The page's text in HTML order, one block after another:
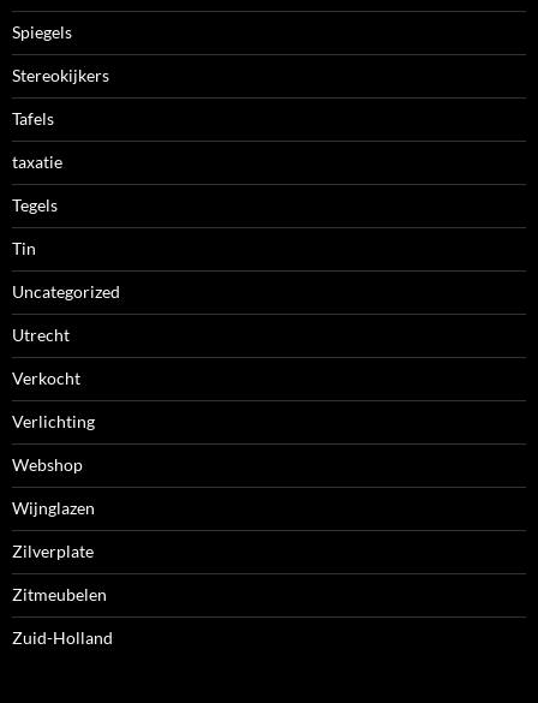
Spiegels
Stereokijkers
Tafels
taxatie
Tegels
Tin
Uncategorized
Utrecht
Verkocht
Verlichting
Webshop
Wijnglazen
Zilverplate
Zitmeubelen
Zuid-Holland